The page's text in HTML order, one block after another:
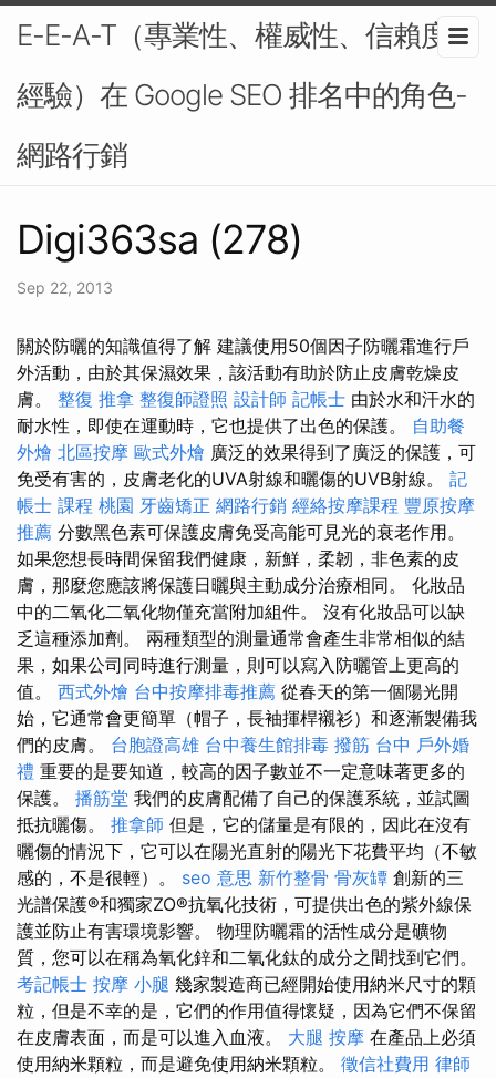
E-E-A-T（專業性、權威性、信賴度、
經驗）在 Google SEO 排名中的角色-
網路行銷
Digi363sa (278)
Sep 22, 2013
關於防曬的知識值得了解 建議使用50個因子防曬霜進行戶
外活動，由於其保濕效果，該活動有助於防止皮膚乾燥皮
膚。 整復 推拿 整復師證照 設計師 記帳士 由於水和汗水的
耐水性，即使在運動時，它也提供了出色的保護。 自助餐
外燴 北區按摩 歐式外燴 廣泛的效果得到了廣泛的保護，可
免受有害的，皮膚老化的UVA射線和曬傷的UVB射線。 記
帳士 課程 桃園 牙齒矯正 網路行銷 經絡按摩課程 豐原按摩
推薦 分數黑色素可保護皮膚免受高能可見光的衰老作用。
如果您想長時間保留我們健康，新鮮，柔韌，非色素的皮
膚，那麼您應該將保護日曬與主動成分治療相同。 化妝品
中的二氧化二氧化物僅充當附加組件。 沒有化​​妝品可以缺
乏這種添加劑。 兩種類型的測量通常會產生非常相似的結
果，如果公司同時進行測量，則可以寫入防曬管上更高的
值。 西式外燴 台中按摩排毒推薦 從春天的第一個陽光開
始，它通常會更簡單（帽子，長袖揮桿襯衫）和逐漸製備我
們的皮膚。 台胞證高雄 台中養生館排毒 撥筋 台中 戶外婚
禮 重要的是要知道，較高的因子數並不一定意味著更多的
保護。 播筋堂 我們的皮膚配備了自己的保護系統，並試圖
抵抗曬傷。 推拿師 但是，它的儲量是有限的，因此在沒有
曬傷的情況下，它可以在陽光直射的陽光下花費平均（不敏
感的，不是很輕）。 seo 意思 新竹整骨 骨灰罈 創新的三
光譜保護®和獨家ZO®抗氧化技術，可提供出色的紫外線保
護並防止有害環境影響。 物理防曬霜的活性成分是礦物
質，您可以在稱為氧化鋅和二氧化鈦的成分之間找到它們。
考記帳士 按摩 小腿 幾家製造商已經開始使用納米尺寸的顆
粒，但是不幸的是，它們的作用值得懷疑，因為它們不保留
在皮膚表面，而是可以進入血液。 大腿 按摩 在產品上必須
使用納米顆粒，而是避免使用納米顆粒。 徵信社費用 律師